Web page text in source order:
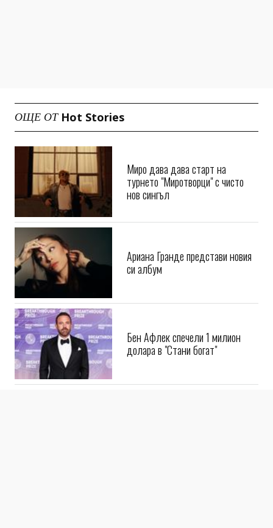
ОЩЕ ОТ Hot Stories
Миро дава дава старт на
турнето "Миротворци" с чисто
нов сингъл
Ариана Гранде представи новия
си албум
Бен Афлек спечели 1 милион
долара в "Стани богат"